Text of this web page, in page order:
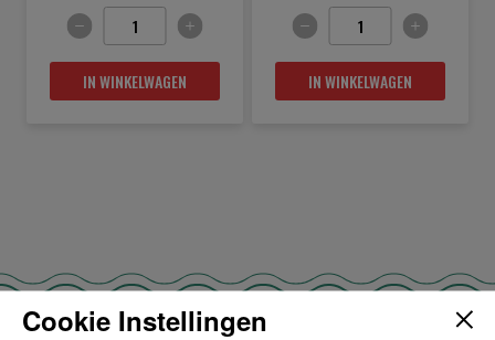
IN WINKELWAGEN IN WINKELWAGEN
Cookie Instellingen